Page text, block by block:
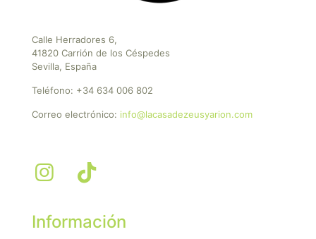
Calle Herradores 6,
41820 Carrión de los Céspedes
Sevilla, España
Teléfono: +34 634 006 802
Correo electrónico: info@lacasadezeusyarion.com
Información